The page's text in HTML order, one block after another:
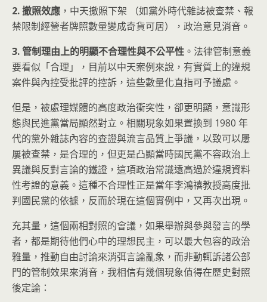
2. 撤照效應 ，中天撤照下架 （如黨外時代雜誌被查禁、報
禁限制經營者牌照數量變成奇貨可居），政治意見消音。
3. 管制理由上的明顯不合理性與不公平性 。法律管制意義
要看似「合理」，目前以中天案例來說，有實質上的違規
案件與內控受批評的控訴，這些數量化直指可予議處。
但是，被處理媒體的高度政治衝突性，卻更明顯，意識形
態與民進黨當局顯然對立。相關現象如果置換到 1980 年
代的黨外雜誌內容的查證與流言品質上爭議，以致可以屢
屢被查禁，是合理的，但更是凸顯當時國民黨不容政治上
異議與反對言論的鐵證，這項政治常識遠高過於違規資料
性考證的意義。這種不合理性正是當年李鴻禧教授高度批
判國民黨的依據，反而於現在這個實例中，又再次出現。
充其量，這個兩相對照的會議，如果舉辦與參與發言的學
者，都是期待他們心中的理想民主，可以最大包容的政治
雅量，推動自由討論來消弭言論亂象，而非動輒訴諸公部
門的管制效果來消音，我相信有幾個現象值得在歷史對照
後定論：